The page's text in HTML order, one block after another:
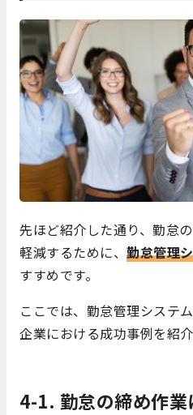
先ほど紹介した通り、勤怠
軽減するために、 勤怠管理
すすめです。
ここでは、勤怠管理システ
企業における成功事例を紹介
4-1. 勤怠の締め作